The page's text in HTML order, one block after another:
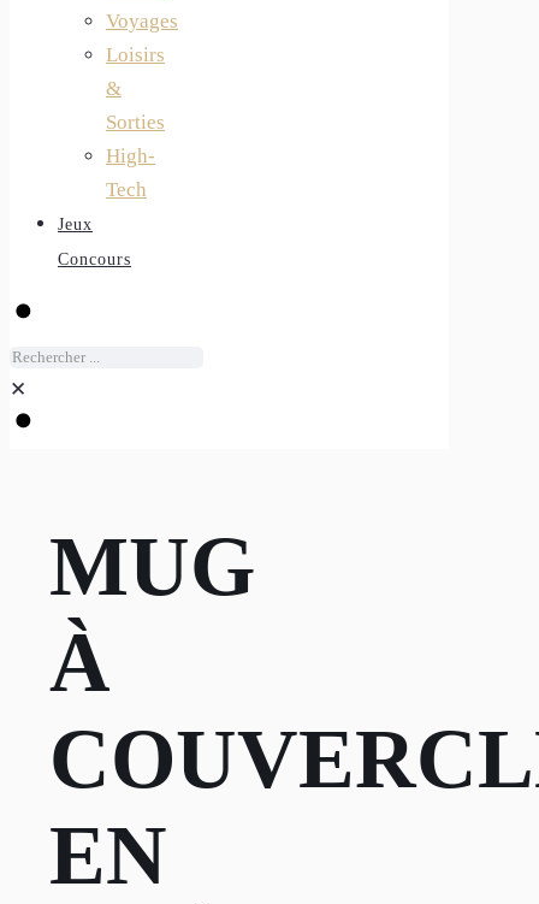
Voyages
Loisirs
&
Sorties
High-
Tech
Jeux
Concours
✕
MUG
À
EN